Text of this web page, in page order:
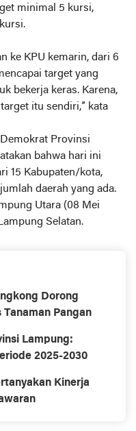
minimal 5 kursi,
ke KPU kemarin, dari 6
target yang
bekerja keras. Karena,
itu sendiri,” kata
Provinsi
bahwa hari ini
15 Kabupaten/kota,
daerah yang ada.
Utara (08 Mei
Selatan.
Dorong
Tanaman Pangan
Lampung:
2025-2030
Kinerja